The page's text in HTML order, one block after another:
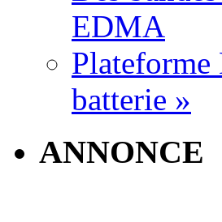
EDMA
batterie »
ANNONCE